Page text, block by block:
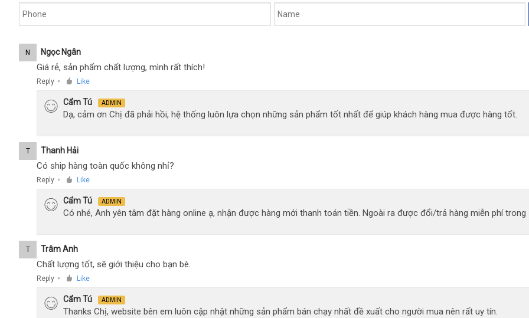
N Ngọc Ngân
Giá rẻ, sản phẩm chất lượng, mình rất thích!
Reply ● Like
Cẩm Tú ADMIN
Dạ, cảm ơn Chị đã phải hồi, hệ thống luôn lựa chọn những sản phẩm tốt nhất để giúp khách hàng mua được hàng tốt.
T Thanh Hải
Có ship hàng toàn quốc không nhỉ?
Reply ● Like
Cẩm Tú ADMIN
Có nhé, Anh yên tâm đặt hàng online ạ, nhận được hàng mới thanh toán tiền. Ngoài ra được đổi/trả hàng miễn phí trong
T Trâm Anh
Chất lượng tốt, sẽ giới thiệu cho bạn bè.
Reply ● Like
Cẩm Tú ADMIN
Thanks Chị, website bên em luôn cập nhật những sản phẩm bán chạy nhất đề xuất cho người mua nên rất uy tín.